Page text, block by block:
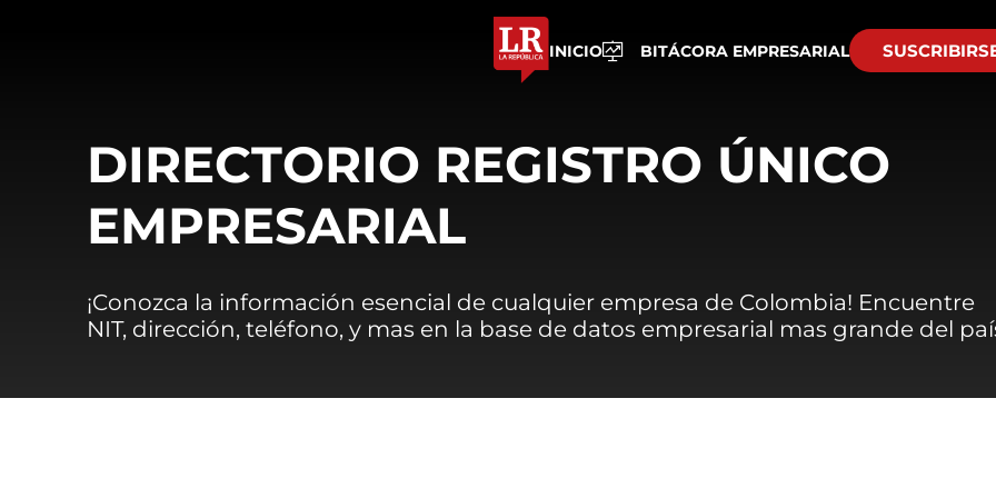
INICIO BITÁCORA EMPRESARIAL
DIRECTORIO REGISTRO ÚNICO
EMPRESARIAL
¡Conozca la información esencial de cualquier empresa de Colombia! Encuentre
NIT, dirección, teléfono, y mas en la base de datos empresarial mas grande del